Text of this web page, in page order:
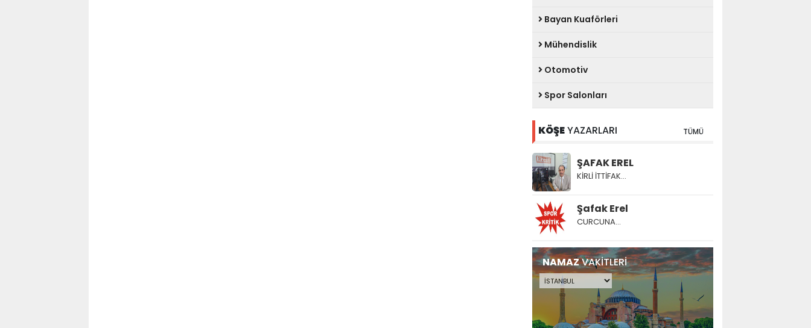
Bayan Kuaförleri
Mühendislik
Otomotiv
Spor Salonları
KÖŞEYAZARLARI TÜMÜ
ŞAFAK EREL
KİRLİ İTTİFAK…
Şafak Erel
CURCUNA…
NAMAZVAKİTLERİ